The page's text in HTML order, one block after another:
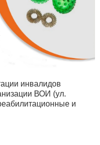
инвалидов
ВОИ (ул.
и